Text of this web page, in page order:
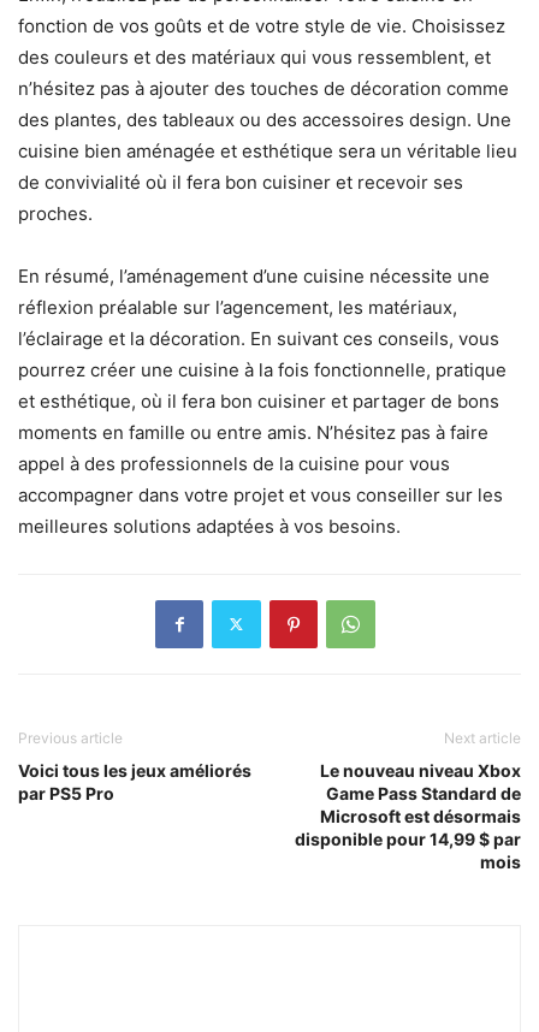
fonction de vos goûts et de votre style de vie. Choisissez
des couleurs et des matériaux qui vous ressemblent, et
n’hésitez pas à ajouter des touches de décoration comme
des plantes, des tableaux ou des accessoires design. Une
cuisine bien aménagée et esthétique sera un véritable lieu
de convivialité où il fera bon cuisiner et recevoir ses
proches.
En résumé, l’aménagement d’une cuisine nécessite une
réflexion préalable sur l’agencement, les matériaux,
l’éclairage et la décoration. En suivant ces conseils, vous
pourrez créer une cuisine à la fois fonctionnelle, pratique
et esthétique, où il fera bon cuisiner et partager de bons
moments en famille ou entre amis. N’hésitez pas à faire
appel à des professionnels de la cuisine pour vous
accompagner dans votre projet et vous conseiller sur les
meilleures solutions adaptées à vos besoins.
Previous article
Voici tous les jeux améliorés
par PS5 Pro
Next article
Le nouveau niveau Xbox
Game Pass Standard de
Microsoft est désormais
disponible pour 14,99 $ par
mois